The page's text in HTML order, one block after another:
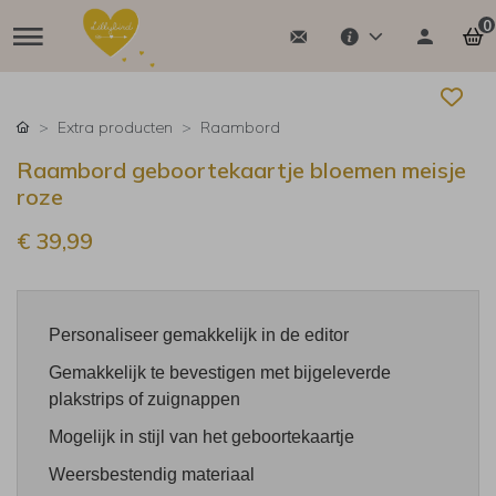
0
Extra producten Raambord
Raambord geboortekaartje bloemen meisje
roze
€ 39,99
Personaliseer gemakkelijk in de editor
Gemakkelijk te bevestigen met bijgeleverde
plakstrips of zuignappen
Mogelijk in stijl van het geboortekaartje
Weersbestendig materiaal